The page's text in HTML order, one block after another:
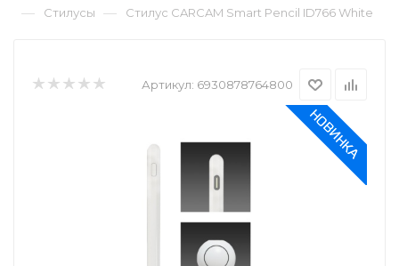
— Стилусы — Стилус CARCAM Smart Pencil ID766 White
Артикул: 6930878764800